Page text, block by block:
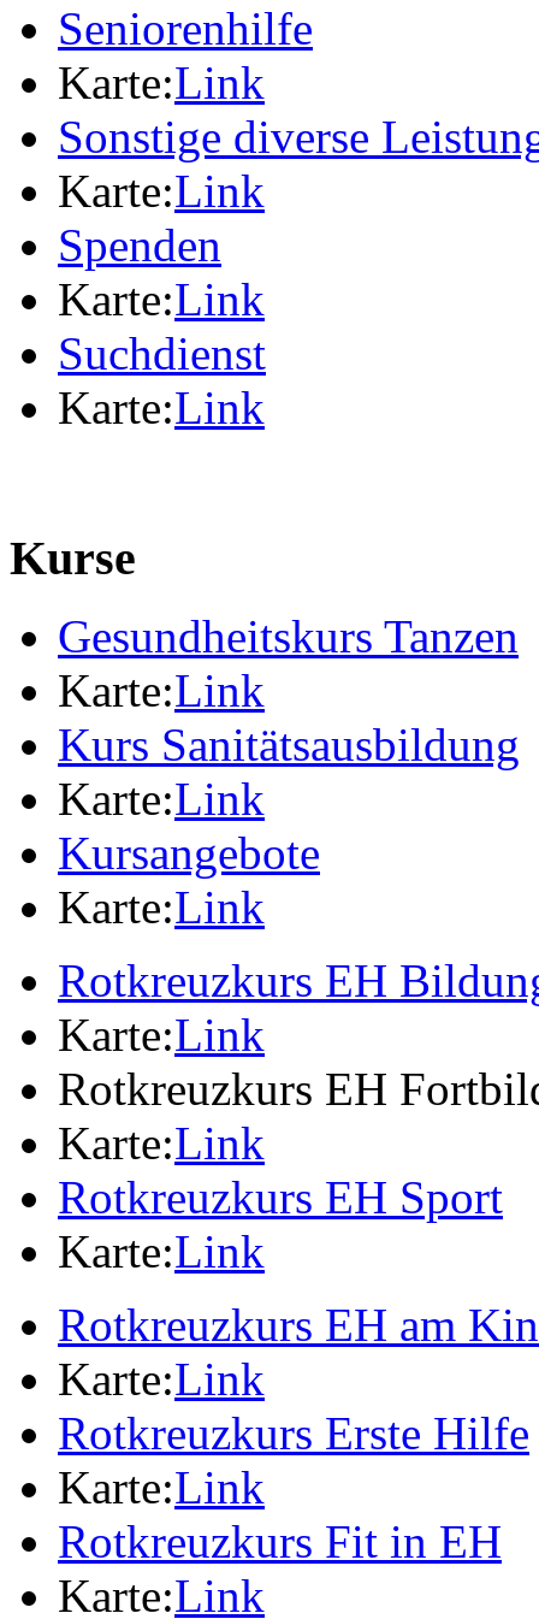
Seniorenhilfe
Karte:Link
Sonstige diverse
Karte:Link
Spenden
Karte:Link
Suchdienst
Karte:Link
Kurse
Gesundheitskurs Tanzen
Karte:Link
Kurs Sanitätsausbildung
Karte:Link
Kursangebote
Karte:Link
Rotkreuzkurs EH
Karte:Link
Rotkreuzkurs EH
Karte:Link
Rotkreuzkurs EH Sport
Karte:Link
Rotkreuzkurs EH am
Karte:Link
Rotkreuzkurs Erste Hilfe
Karte:Link
Rotkreuzkurs Fit in EH
Karte:Link